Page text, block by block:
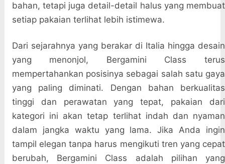
bahan, tetapi juga detail-detail halus yang membuat
setiap pakaian terlihat lebih istimewa.
Dari sejarahnya yang berakar di Italia hingga desain
yang menonjol, Bergamini Class terus
mempertahankan posisinya sebagai salah satu gaya
yang paling diminati. Dengan bahan berkualitas
tinggi dan perawatan yang tepat, pakaian dari
kategori ini akan tetap terlihat indah dan nyaman
dalam jangka waktu yang lama. Jika Anda ingin
tampil elegan tanpa harus mengikuti tren yang cepat
berubah, Bergamini Class adalah pilihan yang